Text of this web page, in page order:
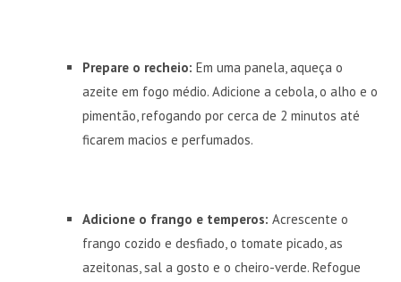
Prepare o recheio: Em uma panela, aqueça o
azeite em fogo médio. Adicione a cebola, o alho e o
pimentão, refogando por cerca de 2 minutos até
ficarem macios e perfumados.
Adicione o frango e temperos: Acrescente o
frango cozido e desfiado, o tomate picado, as
azeitonas, sal a gosto e o cheiro-verde. Refogue